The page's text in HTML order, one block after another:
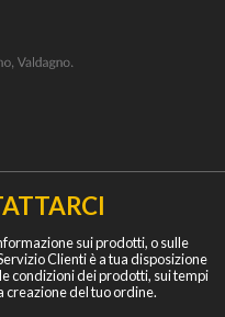
sui prodotti, o sulle
Clienti è a tua disposizione
condizioni dei prodotti, sui tempi
creazione del tuo ordine.